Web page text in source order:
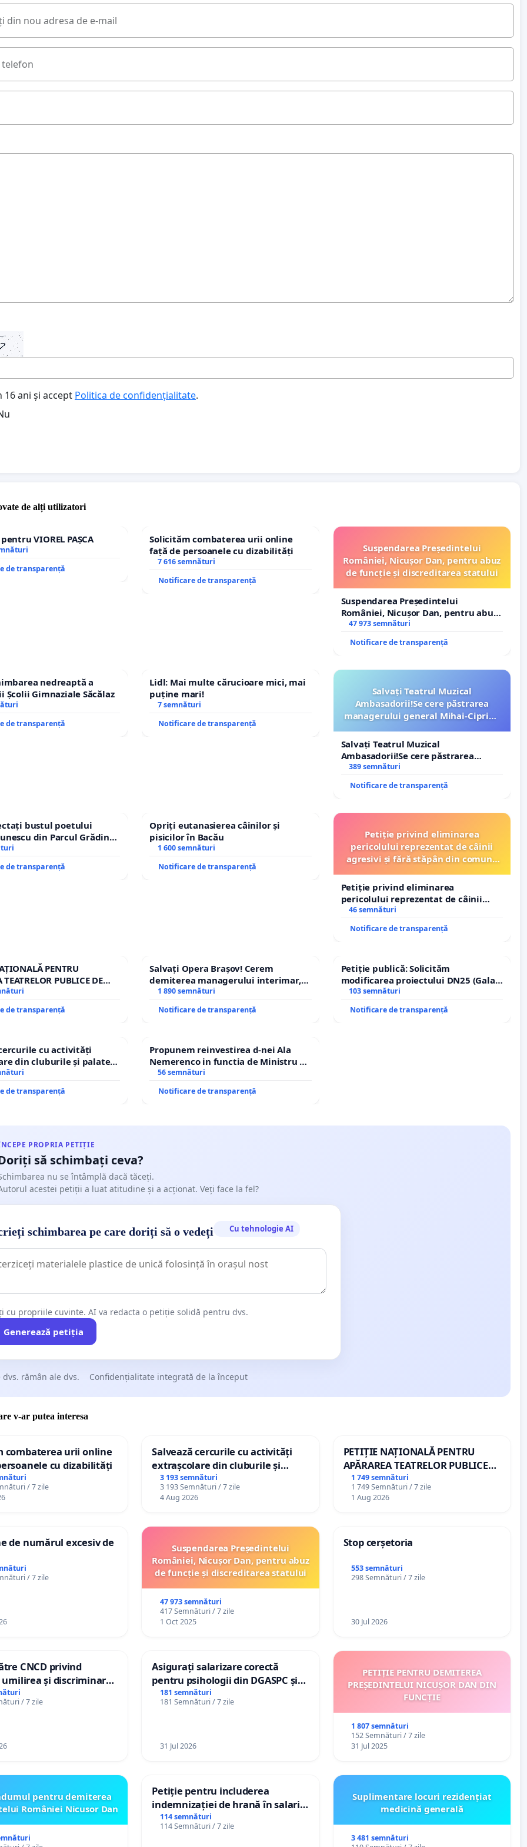
din nou adresa de e-mail
16 ani și accept Politica de confidențialitate.
de alți utilizatori
VIOREL PAȘCA
de transparență
Solicităm combaterea urii online
față de persoanele cu dizabilități
7 616 semnături
Notificare de transparență
Suspendarea Președintelui
României, Nicușor Dan, pentru abuz
de funcție și discreditarea statului
Suspendarea Președintelui
României, Nicușor Dan, pentru abuz
de funcție și discreditarea statului
47 973 semnături
Notificare de transparență
nedreaptă a
Școlii Gimnaziale Săcălaz
de transparență
Lidl: Mai multe cărucioare mici, mai
puține mari!
7 semnături
Notificare de transparență
Salvați Teatrul Muzical
Ambasadorii!Se cere păstrarea
managerului general Mihai-Ciprian
Salvați Teatrul Muzical
Ambasadorii!Se cere păstrarea
managerului general Mihai-Ciprian
389 semnături
Notificare de transparență
bustul poetului
din Parcul Grădina
cenzurii culturale!
de transparență
Opriți eutanasierea câinilor și
pisicilor în Bacău
1 600 semnături
Notificare de transparență
Petiție privind eliminarea
pericolului reprezentat de câinii
agresivi și fără stăpân din comuna
Petiție privind eliminarea
pericolului reprezentat de câinii
agresivi și fără stăpân din comuna
46 semnături
Notificare de transparență
PENTRU
TEATRELOR PUBLICE DE
DIN ROMÂNIA
de transparență
Salvați Opera Brașov! Cerem
demiterea managerului interimar,
Petrean Lucian-Marius!
1 890 semnături
Notificare de transparență
Petiție publică: Solicităm
modificarea proiectului DN25 (Galați
– Hanu Conachi) prin devierea
103 semnături
Notificare de transparență
cu activități
din cluburile și palatele
de transparență
Propunem reinvestirea d-nei Ala
Nemerenco in functia de Ministru al
Sanatatii
56 semnături
Notificare de transparență
PROPRIA PETIȚIE
să schimbați ceva?
nu se întâmplă dacă tăceți.
acestei petiții a luat atitudine și a acționat. Veți face la fel?
schimbarea pe care doriți să o vedeți Cu tehnologie AI
cu propriile cuvinte. AI va redacta o petiție solidă pentru dvs.
Generează petiția
dvs. rămân ale dvs. Confidențialitate integrată de la început
v-ar putea interesa
combaterea urii online
cu dizabilități
/ 7 zile
Salvează cercurile cu activități
extrașcolare din cluburile și
palatele copiilor
3 193 semnături
3 193 Semnături / 7 zile
4 Aug 2026
PETIȚIE NAȚIONALĂ PENTRU
APĂRAREA TEATRELOR PUBLICE
DE REPERTORIU DIN ROMÂNIA
1 749 semnături
1 749 Semnături / 7 zile
1 Aug 2026
de numărul excesiv de
/ 7 zile
Suspendarea Președintelui
României, Nicușor Dan, pentru abuz
de funcție și discreditarea statului
47 973 semnături
417 Semnături / 7 zile
1 Oct 2025
Stop cerșetoria
553 semnături
298 Semnături / 7 zile
30 Jul 2026
CNCD privind
și discriminarea
cu dizabilități de
TikTok „Gorici”
/ 7 zile
Asigurați salarizare corectă
pentru psihologii din DGASPC și
spitale
181 semnături
181 Semnături / 7 zile
31 Jul 2026
PETIȚIE PENTRU DEMITEREA
PREȘEDINTELUI NICUȘOR DAN DIN
FUNCȚIE
1 807 semnături
152 Semnături / 7 zile
31 Jul 2025
pentru demiterea
României Nicusor Dan
Petiție pentru includerea
indemnizației de hrană în salariul
de bază și protejarea gradațiilor
de vechime pentru asistenții
114 semnături
114 Semnături / 7 zile
Suplimentare locuri rezidențiat
medicină generală
3 481 semnături